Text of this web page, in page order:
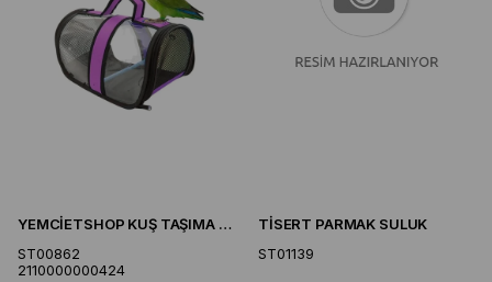
YEMCİETSHOP KUŞ TAŞIMA ÇANTASI
ST00862
2110000000424
TİSERT PARMAK SULUK
ST01139